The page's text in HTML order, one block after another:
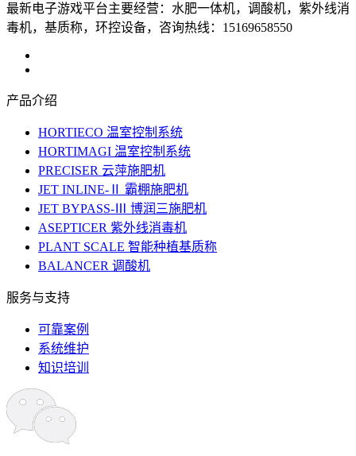
最新电子游戏平台主要经营：水肥一体机，调酸机，紫外线消
毒机，基质称，环控设备，咨询热线：15169658550
产品介绍
HORTIECO 温室控制系统
HORTIMAGI 温室控制系统
PRECISER 云萍施肥机
JET INLINE-Ⅱ 霸棚施肥机
JET BYPASS-Ⅲ 博润三施肥机
ASEPTICER 紫外线消毒机
PLANT SCALE 智能种植基质称
BALANCER 调酸机
服务与支持
可靠案例
系统维护
知识培训